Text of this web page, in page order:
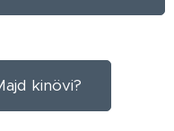
kinövi?